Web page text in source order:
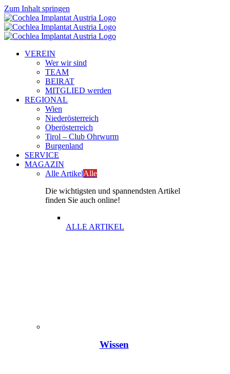
Zum Inhalt springen
VEREIN
Wer wir sind
TEAM
BEIRAT
MITGLIED werden
REGIONAL
Wien
Niederösterreich
Oberösterreich
Tirol – Club Ohrwurm
Burgenland
SERVICE
MAGAZIN
Alle ArtikelAlle
Die wichtigsten und spannendsten Artikel
finden Sie auch online!
ALLE ARTIKEL
Wissen